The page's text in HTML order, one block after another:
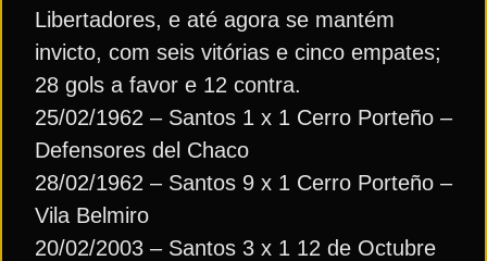
Libertadores, e até agora se mantém
invicto, com seis vitórias e cinco empates;
28 gols a favor e 12 contra.
25/02/1962 – Santos 1 x 1 Cerro Porteño –
Defensores del Chaco
28/02/1962 – Santos 9 x 1 Cerro Porteño –
Vila Belmiro
20/02/2003 – Santos 3 x 1 12 de Octubre